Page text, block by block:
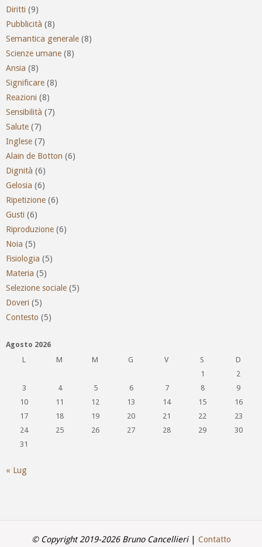
Diritti (9)
Pubblicità (8)
Semantica generale (8)
Scienze umane (8)
Ansia (8)
Significare (8)
Reazioni (8)
Sensibilità (7)
Salute (7)
Inglese (7)
Alain de Botton (6)
Dignità (6)
Gelosia (6)
Ripetizione (6)
Gusti (6)
Riproduzione (6)
Noia (5)
Fisiologia (5)
Materia (5)
Selezione sociale (5)
Doveri (5)
Contesto (5)
Agosto 2026
L
M M G V S
D
1
2
3
4 5 6 7 8
9
10
11 12 13 14 15
16
17
18 19 20 21 22
23
24
25 26 27 28 29
30
31
« Lug
© Copyright 2019-2026 Bruno Cancellieri| Contatto